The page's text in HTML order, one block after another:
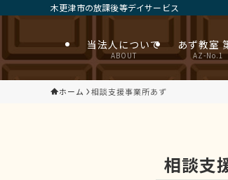
木更津市の放課後等デイサービス
当法人について
ABOUT
あず教室
AZ-No.1
ホーム 相談支援事業所あず
相談支